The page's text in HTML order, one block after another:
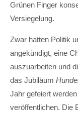
Cybersteel Inc.
376-293 City
Have any
Drop us a
Grünen Finger
Versiegelung.
Zwar hatten Politik
angekündigt, eine
auszuarbeiten und
das Jubiläum
Jahr gefeiert
veröffentlichen. Die